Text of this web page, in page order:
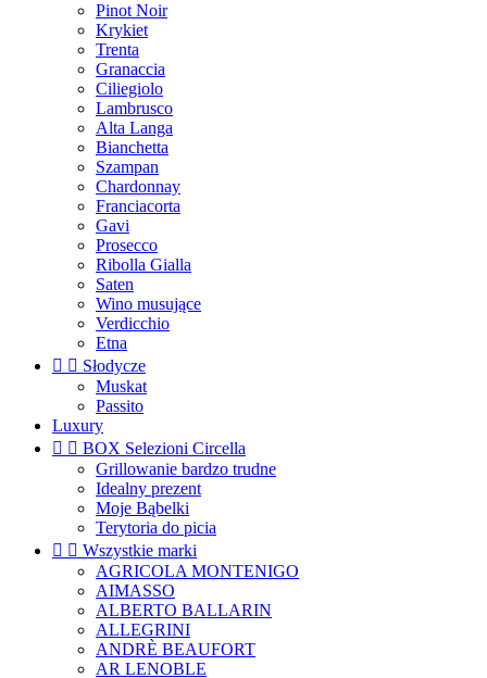
Pinot Noir
Krykiet
Trenta
Granaccia
Ciliegiolo
Lambrusco
Alta Langa
Bianchetta
Szampan
Chardonnay
Franciacorta
Gavi
Prosecco
Ribolla Gialla
Saten
Wino musujące
Verdicchio
Etna
  Słodycze
Muskat
Passito
Luxury
  BOX Selezioni Circella
Grillowanie bardzo trudne
Idealny prezent
Moje Bąbelki
Terytoria do picia
  Wszystkie marki
AGRICOLA MONTENIGO
AIMASSO
ALBERTO BALLARIN
ALLEGRINI
ANDRÈ BEAUFORT
AR LENOBLE